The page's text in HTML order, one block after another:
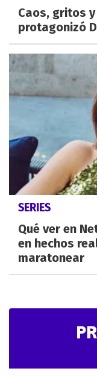
Caos, gritos
protagonizó
SERIES
Qué ver en
en hechos
maratonear